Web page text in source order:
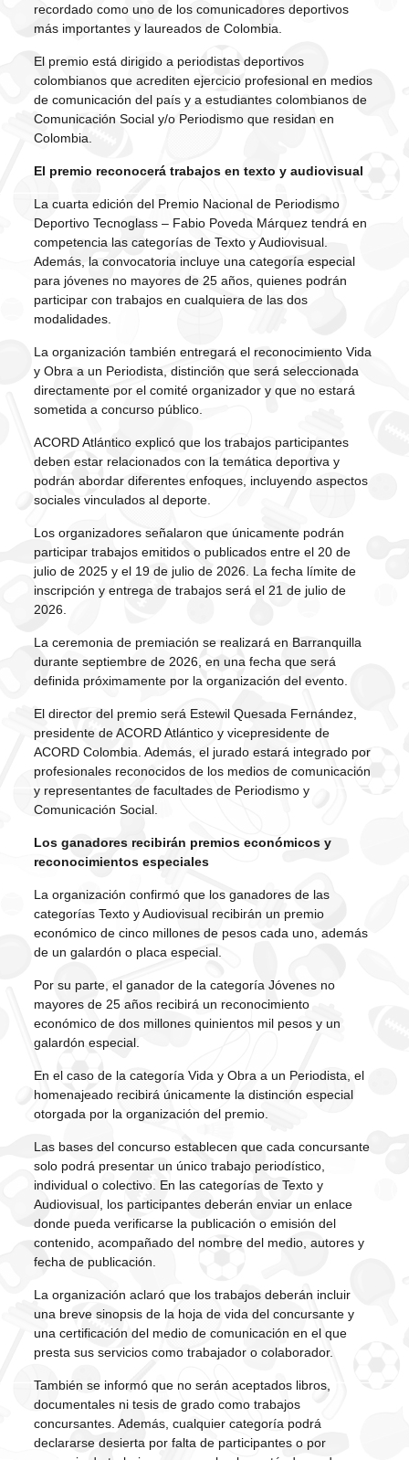
recordado como uno de los comunicadores deportivos
más importantes y laureados de Colombia.
El premio está dirigido a periodistas deportivos
colombianos que acrediten ejercicio profesional en medios
de comunicación del país y a estudiantes colombianos de
Comunicación Social y/o Periodismo que residan en
Colombia.
El premio reconocerá trabajos en texto y audiovisual
La cuarta edición del Premio Nacional de Periodismo
Deportivo Tecnoglass – Fabio Poveda Márquez tendrá en
competencia las categorías de Texto y Audiovisual.
Además, la convocatoria incluye una categoría especial
para jóvenes no mayores de 25 años, quienes podrán
participar con trabajos en cualquiera de las dos
modalidades.
La organización también entregará el reconocimiento Vida
y Obra a un Periodista, distinción que será seleccionada
directamente por el comité organizador y que no estará
sometida a concurso público.
ACORD Atlántico explicó que los trabajos participantes
deben estar relacionados con la temática deportiva y
podrán abordar diferentes enfoques, incluyendo aspectos
sociales vinculados al deporte.
Los organizadores señalaron que únicamente podrán
participar trabajos emitidos o publicados entre el 20 de
julio de 2025 y el 19 de julio de 2026. La fecha límite de
inscripción y entrega de trabajos será el 21 de julio de
2026.
La ceremonia de premiación se realizará en Barranquilla
durante septiembre de 2026, en una fecha que será
definida próximamente por la organización del evento.
El director del premio será Estewil Quesada Fernández,
presidente de ACORD Atlántico y vicepresidente de
ACORD Colombia. Además, el jurado estará integrado por
profesionales reconocidos de los medios de comunicación
y representantes de facultades de Periodismo y
Comunicación Social.
Los ganadores recibirán premios económicos y
reconocimientos especiales
La organización confirmó que los ganadores de las
categorías Texto y Audiovisual recibirán un premio
económico de cinco millones de pesos cada uno, además
de un galardón o placa especial.
Por su parte, el ganador de la categoría Jóvenes no
mayores de 25 años recibirá un reconocimiento
económico de dos millones quinientos mil pesos y un
galardón especial.
En el caso de la categoría Vida y Obra a un Periodista, el
homenajeado recibirá únicamente la distinción especial
otorgada por la organización del premio.
Las bases del concurso establecen que cada concursante
solo podrá presentar un único trabajo periodístico,
individual o colectivo. En las categorías de Texto y
Audiovisual, los participantes deberán enviar un enlace
donde pueda verificarse la publicación o emisión del
contenido, acompañado del nombre del medio, autores y
fecha de publicación.
La organización aclaró que los trabajos deberán incluir
una breve sinopsis de la hoja de vida del concursante y
una certificación del medio de comunicación en el que
presta sus servicios como trabajador o colaborador.
También se informó que no serán aceptados libros,
documentales ni tesis de grado como trabajos
concursantes. Además, cualquier categoría podrá
declararse desierta por falta de participantes o por